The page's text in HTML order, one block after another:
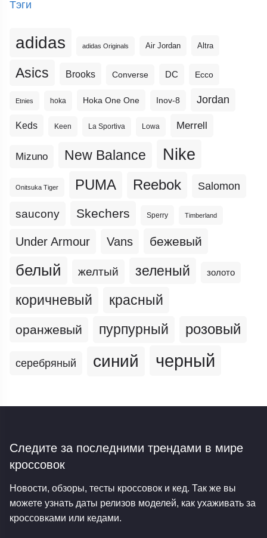
Тэги
adidas adidas Originals Air Jordan Altra
Asics Brooks Converse DC Ecco
Etnies hoka Hoka One One Inov-8 Jordan
Keds Keen La Sportiva Lowa Merrell
Mizuno New Balance Nike
Onitsuka Tiger PUMA Reebok Salomon
saucony Skechers Sperry Timberland
Under Armour Vans бежевый
белый желтый зеленый золото
коричневый красный
оранжевый пурпурный розовый
серебряный синий черный
Следите за последними трендами в мире
кроссовок
Новости, обзоры, тесты кроссовок и кед. Так же вы
можете узнать даты релизов моделей, как ухаживать за
кроссовками или кедами.